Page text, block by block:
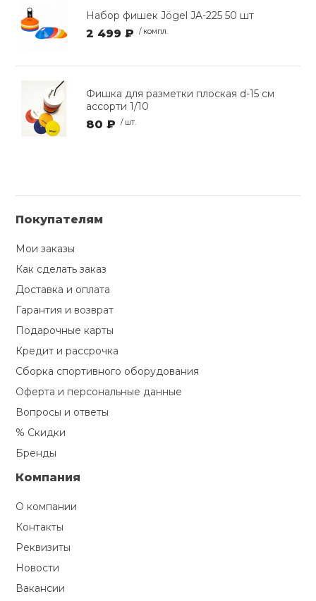
Набор фишек Jögel JA-225 50 шт
2 499 ₽ / компл.
Фишка для разметки плоская d-15 см
ассорти 1/10
80 ₽ / шт.
Покупателям
Мои заказы
Как сделать заказ
Доставка и оплата
Гарантия и возврат
Подарочные карты
Кредит и рассрочка
Сборка спортивного оборудования
Оферта и персональные данные
Вопросы и ответы
% Скидки
Бренды
Компания
О компании
Контакты
Реквизиты
Новости
Вакансии